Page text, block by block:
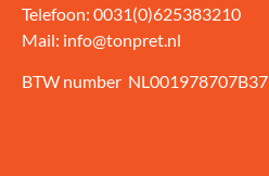
Telefoon: 0031(0)625383210
Mail: info@tonpret.nl
BTW number NL001978707B37